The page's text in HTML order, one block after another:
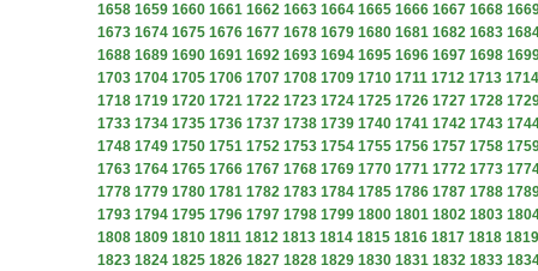
1658 1659 1660 1661 1662 1663 1664 1665 1666 1667 1668
1673 1674 1675 1676 1677 1678 1679 1680 1681 1682 1683
1688 1689 1690 1691 1692 1693 1694 1695 1696 1697 1698
1703 1704 1705 1706 1707 1708 1709 1710 1711 1712 1713 1714
1718 1719 1720 1721 1722 1723 1724 1725 1726 1727 1728
1733 1734 1735 1736 1737 1738 1739 1740 1741 1742 1743
1748 1749 1750 1751 1752 1753 1754 1755 1756 1757 1758
1763 1764 1765 1766 1767 1768 1769 1770 1771 1772 1773
1778 1779 1780 1781 1782 1783 1784 1785 1786 1787 1788
1793 1794 1795 1796 1797 1798 1799 1800 1801 1802 1803
1808 1809 1810 1811 1812 1813 1814 1815 1816 1817 1818 1819
1823 1824 1825 1826 1827 1828 1829 1830 1831 1832 1833